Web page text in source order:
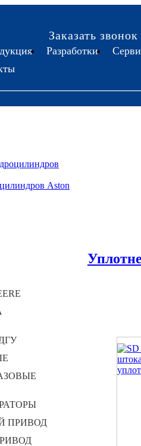
Заказать звонок
Разработки
Aston
ПРИВОД